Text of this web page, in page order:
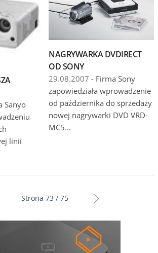
Sanyo
linii
NAGRYWARKA DVDIRECT
OD SONY
29.08.2007 - Firma Sony
zapowiedziała wprowadzenie
od października do sprzedaży
nowej nagrywarki DVD VRD-
MC5...
Strona 73 / 75